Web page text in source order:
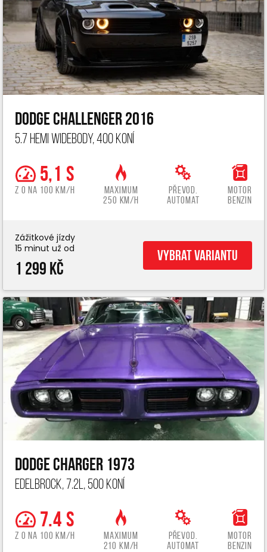
Dodge Challenger 2016
5.7 Hemi widebody, 400 koní
5,1 s
z 0 na 100 km/h
Maximum
250 km/h
Převod.
automat
Motor
benzin
Zážitkové jízdy
15 minut už od
1 299 Kč
Vybrat variantu
Dodge Charger 1973
Edelbrock, 7.2L, 500 koní
7.4 s
z 0 na 100 km/h
Maximum
210 km/h
Převod.
automat
Motor
benzin